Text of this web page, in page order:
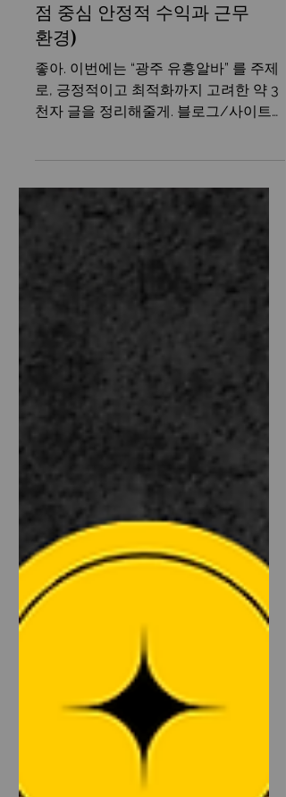
광주유흥알바 총정리 (단란주
점 중심 안정적 수익과 근무
환경)
좋아. 이번에는 “광주 유흥알바” 를 주제
로, 긍정적이고 최적화까지 고려한 약 3
용으로 바로 활용 가능하게 만들었어. 광
주유흥알바 구인구직 광주 유흥알바는
남부권에서 꾸준한 수요와 안정적인 상
권을 가진 대표적인 알바 분야다. 특히
단란주점, 룸싸롱, 노래방 등 다양한 유
흥 업종이 활성화되어 있어, 초보자부터
경험자까지 많은 사람들이 관심을 가지
산에 비해 경쟁이 비교적 덜 치열하면서
도 유동 인구가 꾸준히 유지되는 도시라
는 특징이 있다. 이로 인해 장기 근무나
단기 고수익 모두 가능한 환경이 형성되
어 있어, 알바 경험이 없는 초보자도 충
분히 시작할 수 있는 장점이 있다. 광주
주 유흥알바의 가장 큰 특징은 안정적인
손님층과 꾸준한 수익 구조 다. 광주 지
역의 주요 상권은 주말뿐만 아니라 평일
에도 일정한 매출을 유지하는 패턴이 많
다. 직장